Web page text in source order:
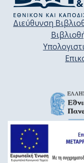
Διεύθυνση